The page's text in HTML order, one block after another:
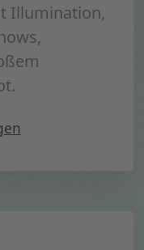
Illumination,
Ruhr 2023"